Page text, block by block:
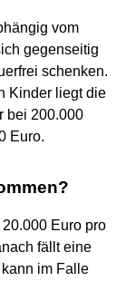
vom
gegenseitig
schenken.
Kinder liegt die
bei 200.000
Euro.
Euro pro
fällt eine
im Falle